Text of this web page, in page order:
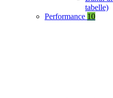
tabelle)
Performance 10